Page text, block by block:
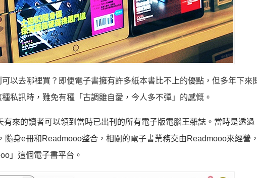
以去哪裡買？即便電子書擁有許多紙本書比不上的優點，但多年下來
私訊時，難免有種「古調雖自愛，今人多不彈」的感慨。
來的讀者可以領到當時已出刊的所有電子版電腦王雜誌。當時是透過
身e冊和Readmooo整合，相關的電子書業務交由Readmooo來經營
」這個電子書平台。